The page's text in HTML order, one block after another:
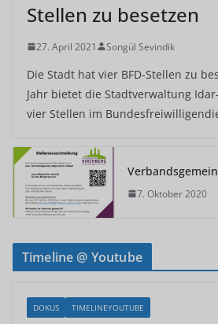
Stellen zu besetzen
27. April 2021 Songül Sevindik
Die Stadt hat vier BFD-Stellen zu
Jahr bietet die Stadtverwaltung
vier Stellen im
7. Oktober 2020
Timeline @ Youtube
DOKUS TIMELINEYOUTUBE